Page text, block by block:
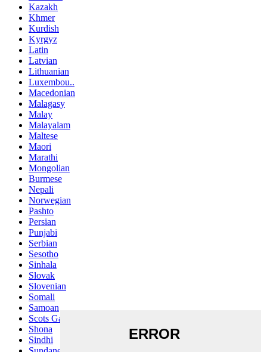
Kazakh
Khmer
Kurdish
Kyrgyz
Latin
Latvian
Lithuanian
Luxembou..
Macedonian
Malagasy
Malay
Malayalam
Maltese
Maori
Marathi
Mongolian
Burmese
Nepali
Norwegian
Pashto
Persian
Punjabi
Serbian
Sesotho
Sinhala
Slovak
Slovenian
Somali
Samoan
Scots Gaelic
Shona
Sindhi